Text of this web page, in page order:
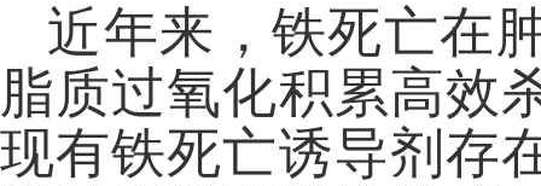
近年来，铁死亡在
脂质过氧化积累高效
现有铁死亡诱导剂存